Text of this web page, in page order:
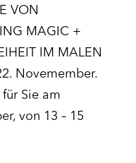
VON
MAGIC +
IM MALEN
Novemember.
Sie am
von 13 – 15